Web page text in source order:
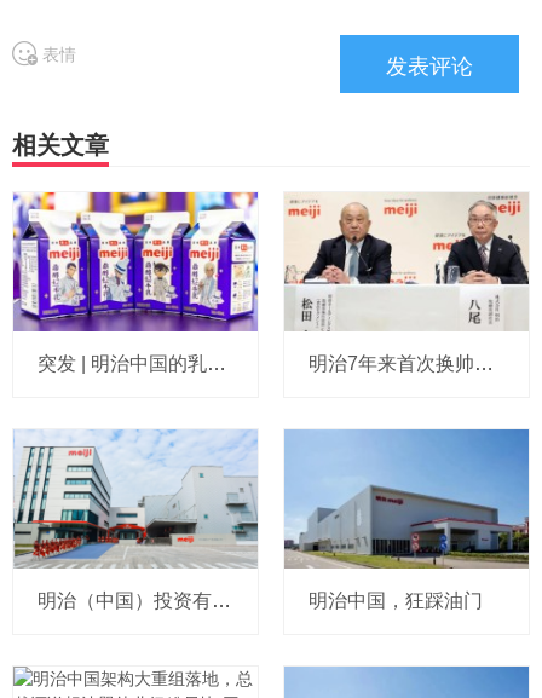
表情
相关文章
突发 | 明治中国的乳制品及B2B业务，卖了！ 明治7年来首次换帅！这位67岁的全球新掌门人现为食品业务CEO
明治（中国）投资有限公司旗下广州工厂开业盛典 深化中国华南地区业务布局 明治中国，狂踩油门